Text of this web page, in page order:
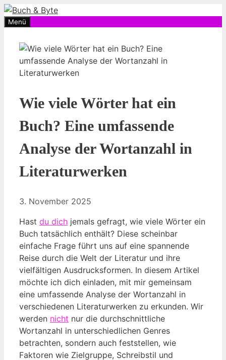
Zum
Inhalt
Menü
Wie viele Wörter hat ein
Buch? Eine umfassende
Analyse der Wortanzahl in
Literaturwerken
3. November 2025
Hast du dich jemals gefragt, wie viele Wörter ein
Buch tatsächlich enthält? Diese scheinbar
einfache Frage führt uns auf eine spannende
Reise durch die Welt der Literatur und ihre
vielfältigen Ausdrucksformen. In diesem Artikel
möchte ich dich einladen, mit mir gemeinsam
eine umfassende Analyse der Wortanzahl in
verschiedenen Literaturwerken zu erkunden. Wir
werden nicht nur die durchschnittliche
Wortanzahl in unterschiedlichen Genres
betrachten, sondern auch feststellen, wie
Faktoren wie Zielgruppe, Schreibstil und